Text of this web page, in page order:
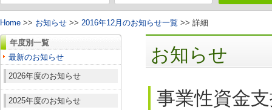
Home >> お知らせ >> 2016年12月のお知らせ一覧 >> 詳細
年度別一覧
最新のお知らせ
2026年度のお知らせ
2025年度のお知らせ
お知らせ
事業性資金